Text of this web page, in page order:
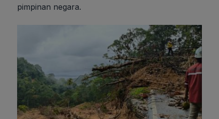
pimpinan negara.